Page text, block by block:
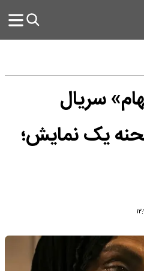
سریال
یک نمایش؛